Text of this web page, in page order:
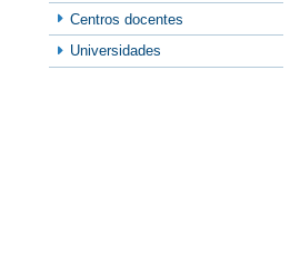
Centros docentes
Universidades